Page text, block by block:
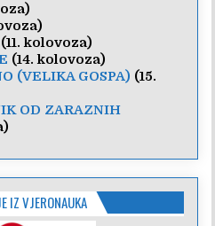
(11. kolovoza)
(14. kolovoza)
(VELIKA GOSPA) (15.
OD ZARAZNIH
IZ VJERONAUKA